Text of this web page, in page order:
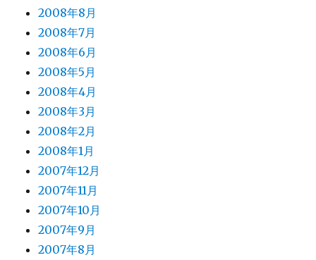
2008年8月
2008年7月
2008年6月
2008年5月
2008年4月
2008年3月
2008年2月
2008年1月
2007年12月
2007年11月
2007年10月
2007年9月
2007年8月